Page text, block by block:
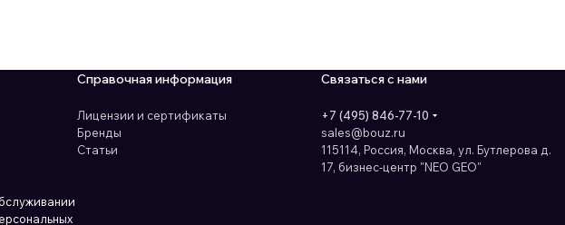
Справочная информация
Лицензии и сертификаты
Бренды
Статьи
Связаться с нами
+7 (495) 846-77-10
sales@bouz.ru
115114, Россия, Москва, ул. Бутлерова д.
17, бизнес-центр "NEO GEO"